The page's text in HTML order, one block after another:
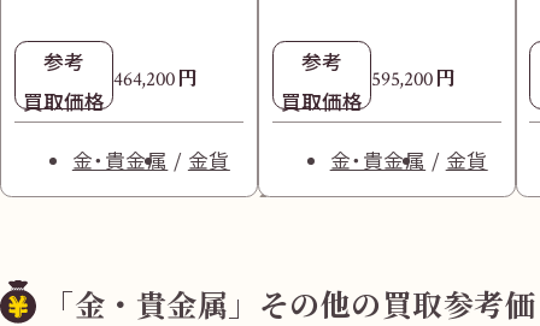
参考
買取価格
464,200円
金・貴金属 金貨
参考
買取価格
595,200円
金・貴金属 金貨
「金・貴金属」その他の買取参考価